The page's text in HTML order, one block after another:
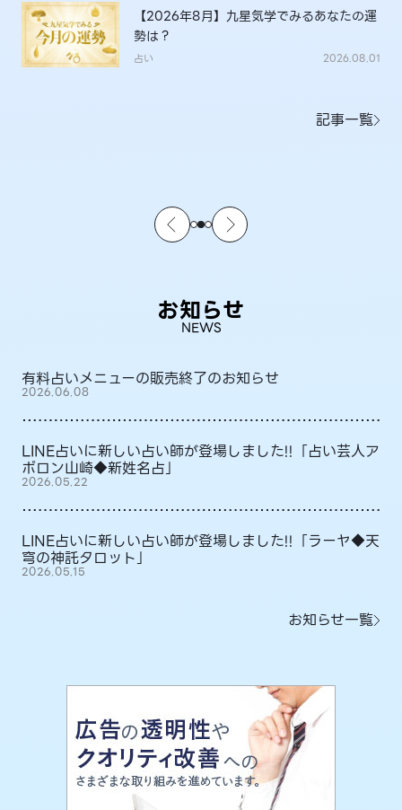
【2026年8月】九星気学でみるあなたの運
勢は？
占い 2026.08.01
記事一覧
お知らせ
NEWS
有料占いメニューの販売終了のお知らせ
2026.06.08
LINE占いに新しい占い師が登場しました!!「占い芸人ア
ポロン山崎◆新姓名占」
2026.05.22
LINE占いに新しい占い師が登場しました!!「ラーヤ◆天
穹の神託タロット」
2026.05.15
お知らせ一覧